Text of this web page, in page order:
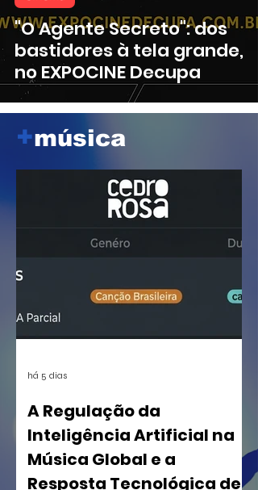
"O Agente Secreto": dos
bastidores à tela grande,
no EXPOCINE Decupa
+música
A Regulação da
Inteligência Artificial na
Música Global e a
Resposta Tecnológica de
há 5 dias